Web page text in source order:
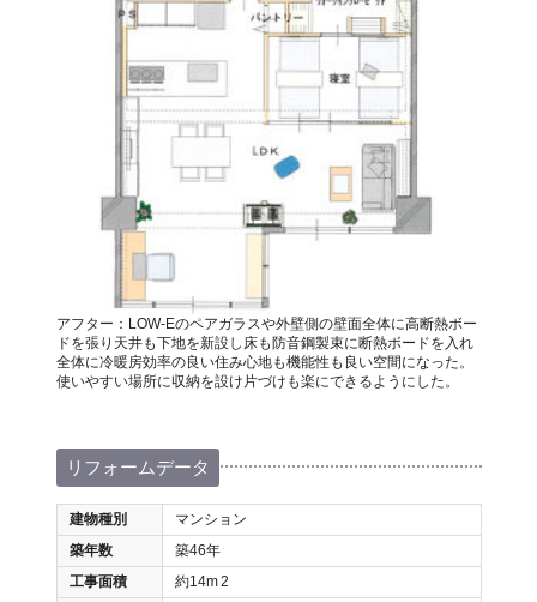
アフター：LOW-Eのペアガラスや外壁側の壁面全体に高断熱ボー
ドを張り天井も下地を新設し床も防音鋼製束に断熱ボードを入れ
全体に冷暖房効率の良い住み心地も機能性も良い空間になった。
使いやすい場所に収納を設け片づけも楽にできるようにした。
リフォームデータ
建物種別
マンション
築年数
築46年
工事面積
約14m2